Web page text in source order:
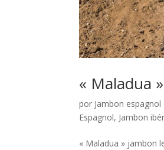
« Maladua
por Jambon
Espagnol, Jambon
« Maladua » jambon